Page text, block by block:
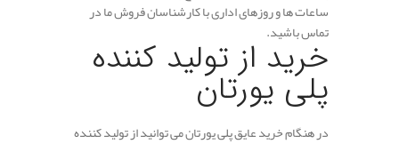
ساعات ها و روزهای اداری با کارشناسان فروش ما در
تماس باشید.
خرید از تولید کننده
پلی یورتان
در هنگام خرید عایق پلی یورتان می توانید از تولید کننده